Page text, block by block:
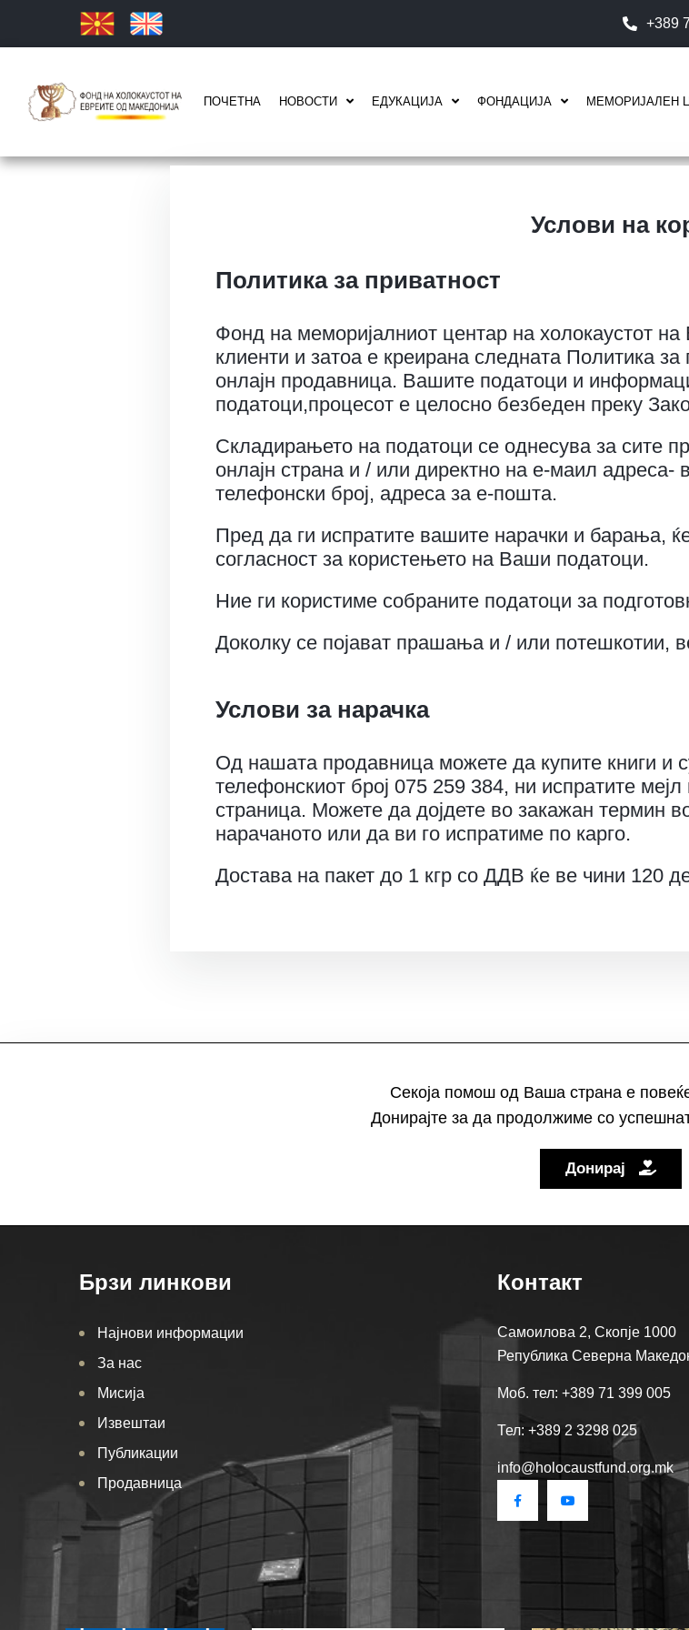
+389
ПОЧЕТНА НОВОСТИ ЕДУКАЦИЈА ФОНДАЦИЈА МЕМОРИЈАЛЕН
Услови на
Политика за приватност
Фонд на меморијалниот центар на холокаустот
клиенти и затоа е креирана следната Политика
онлајн продавница. Вашите податоци и
податоци,процесот е целосно безбеден преку
Складирањето на податоци се однесува за сите
онлајн страна и / или директно на е-маил адреса-
телефонски број, адреса за е-пошта.
Пред да ги испратите вашите нарачки и барања,
согласност за користењето на Ваши податоци.
Ние ги користиме собраните податоци за
Доколку се појават прашања и / или потешкотии,
Услови за нарачка
Од нашата продавница можете да купите книги и
телефонскиот број 075 259 384, ни испратите
страница. Можете да дојдете во закажан термин
нарачаното или да ви го испратиме по карго.
Достава на пакет до 1 кгр со ДДВ ќе ве чини 120
Секоја помош од Ваша страна е
Донирајте за да продолжиме со
Донирај
Брзи линкови
Најнови информации
За нас
Мисија
Извештаи
Публикации
Продавница
Контакт
Самоилова 2, Скопје 1000
Република Северна
Моб. тел: +389 71 399 005
Тел: +389 2 3298 025
info@holocaustfund.org.mk